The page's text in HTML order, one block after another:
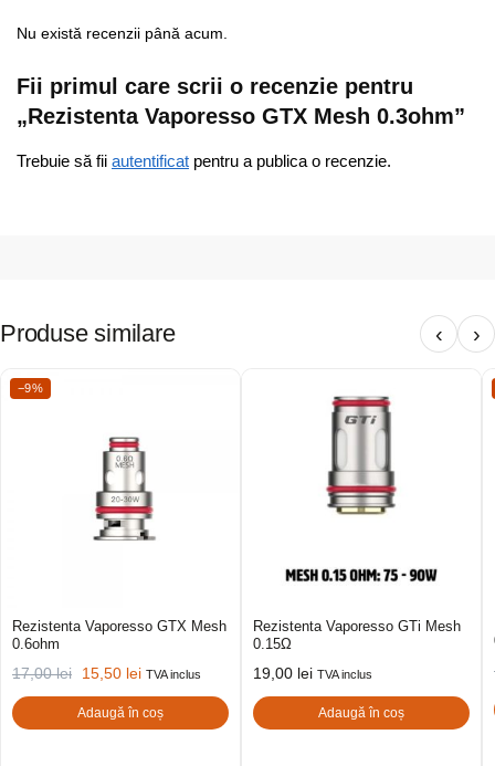
Nu există recenzii până acum.
Fii primul care scrii o recenzie pentru
„Rezistenta Vaporesso GTX Mesh 0.3ohm”
Trebuie să fii autentificat pentru a publica o recenzie.
Produse similare ‹ ›
−9%
Rezistenta Vaporesso GTX Mesh
0.6ohm
17,00lei 15,50 lei TVA inclus
Adaugă în coș
Rezistenta Vaporesso GTi Mesh
0.15Ω
19,00 lei TVA inclus
Adaugă în coș